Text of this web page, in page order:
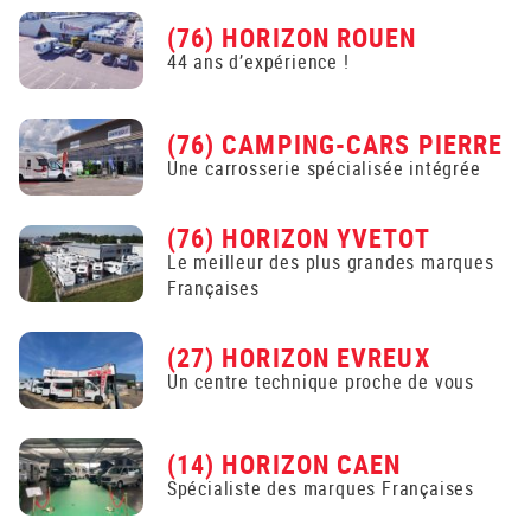
(76) HORIZON ROUEN
44 ans d’expérience !
(76) CAMPING-CARS PIERRE
Une carrosserie spécialisée intégrée
(76) HORIZON YVETOT
Le meilleur des plus grandes marques
Françaises
(27) HORIZON EVREUX
Un centre technique proche de vous
(14) HORIZON CAEN
Spécialiste des marques Françaises